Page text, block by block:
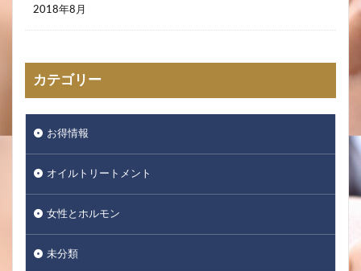
2018年8月
カテゴリー
お得情報
オイルトリートメント
女性とホルモン
未分類